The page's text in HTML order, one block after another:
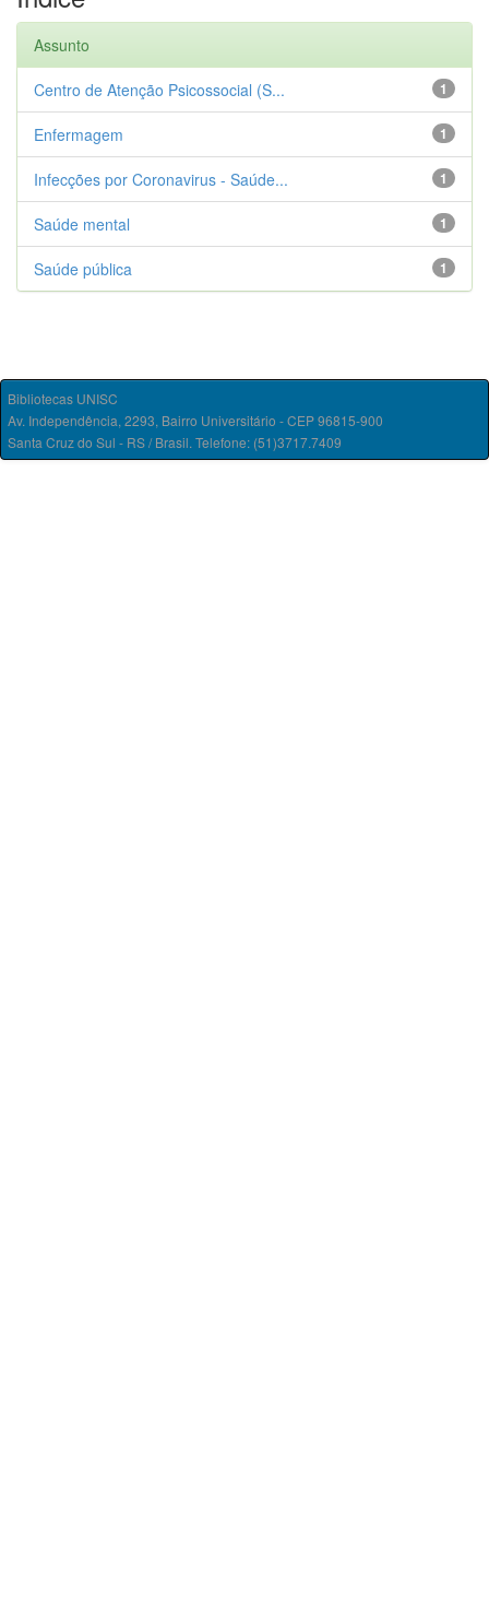
Assunto
1
Centro de Atenção Psicossocial (S...
1
Enfermagem
1
Infecções por Coronavirus - Saúde...
1
Saúde mental
1
Saúde pública
Bibliotecas UNISC
Av. Independência, 2293, Bairro Universitário - CEP 96815-900
Santa Cruz do Sul - RS / Brasil. Telefone: (51)3717.7409